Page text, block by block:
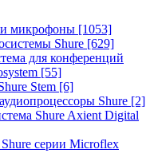
микрофоны [1053]
Shure [629]
для конференций
[55]
Stem [6]
Shure [2]
Shure Axient Digital
серии Microflex